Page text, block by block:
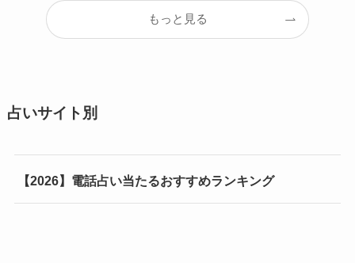
もっと見る
占いサイト別
【2026】電話占い当たるおすすめランキング